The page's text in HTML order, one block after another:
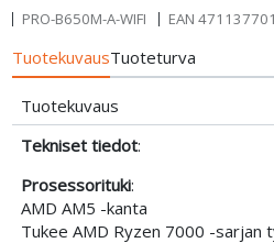
PRO-B650M-A-WIFI EAN
TuotekuvausTuoteturva
Tuotekuvaus
Tekniset tiedot:
Prosessorituki:
AMD AM5 -kanta
Tukee AMD Ryzen 7000 -